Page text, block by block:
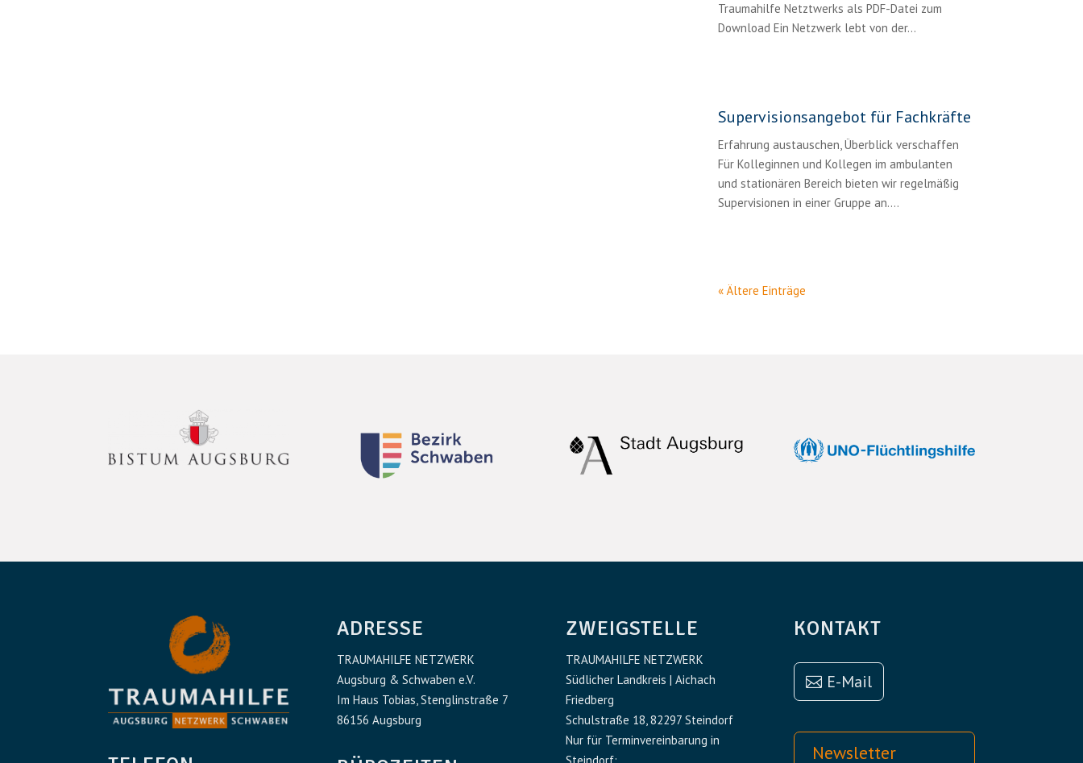
Traumahilfe Netztwerks als PDF-Datei zum
Download Ein Netzwerk lebt von der...
Supervisionsangebot für Fachkräfte
Erfahrung austauschen, Überblick verschaffen
Für Kolleginnen und Kollegen im ambulanten
und stationären Bereich bieten wir regelmäßig
Supervisionen in einer Gruppe an....
« Ältere Einträge
ADRESSE
TRAUMAHILFE NETZWERK
Augsburg & Schwaben e.V.
Im Haus Tobias, Stenglinstraße 7
86156 Augsburg
ZWEIGSTELLE
TRAUMAHILFE NETZWERK
Südlicher Landkreis | Aichach
Friedberg
Schulstraße 18, 82297 Steindorf
Nur für Terminvereinbarung in
KONTAKT
E-Mail
Newsletter